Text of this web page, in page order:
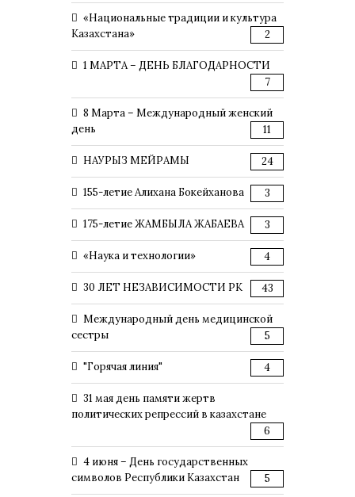
«Национальные традиции и культура
Казахстана»
2
1 МАРТА – ДЕНЬ БЛАГОДАРНОСТИ
7
8 Марта – Международный женский
день
11
НАУРЫЗ МЕЙРАМЫ 24
155-летие Алихана Бокейханова 3
175-летие ЖАМБЫЛА ЖАБАЕВА 3
«Наука и технологии» 4
30 ЛЕТ НЕЗАВИСИМОСТИ РК 43
Международный день медицинской
сестры
5
"Горячая линия" 4
31 мая день памяти жертв
политических репрессий в казахстане
6
4 июня – День государственных
символов Республики Казахстан
5